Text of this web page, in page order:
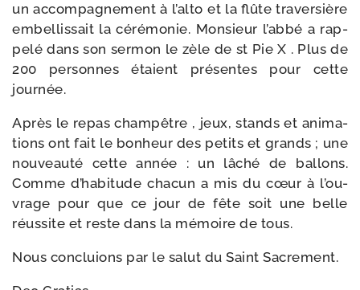
un accom­pa­gne­ment à l’al­to et la flûte tra­ver­sière
embel­lis­sait la céré­mo­nie. Monsieur l’ab­bé a rap­
pe­lé dans son ser­mon le zèle de st Pie X . Plus de
200 per­sonnes étaient pré­sentes pour cette
journée.
Après le repas cham­pêtre , jeux, stands et ani­ma­
tions ont fait le bon­heur des petits et grands ; une
nou­veau­té cette année : un lâché de bal­lons.
Comme d’ha­bi­tude cha­cun a mis du cœur à l’ou­
vrage pour que ce jour de fête soit une belle
réus­site et reste dans la mémoire de tous.
Nous concluions par le salut du Saint Sacrement.